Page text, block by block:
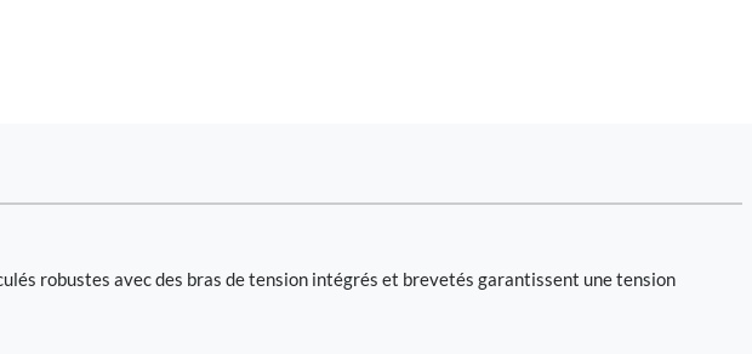
robustes avec des bras de tension intégrés et brevetés garantissent une tension